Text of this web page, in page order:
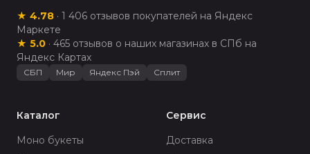
★ 4.78 · 1 406 отзывов покупателей на Яндекс
Маркете
★ 5.0 · 465 отзывов о наших магазинах в СПб на
Яндекс Картах
СБП Мир Яндекс Пэй Сплит
Каталог
Моно букеты
Сервис
Доставка